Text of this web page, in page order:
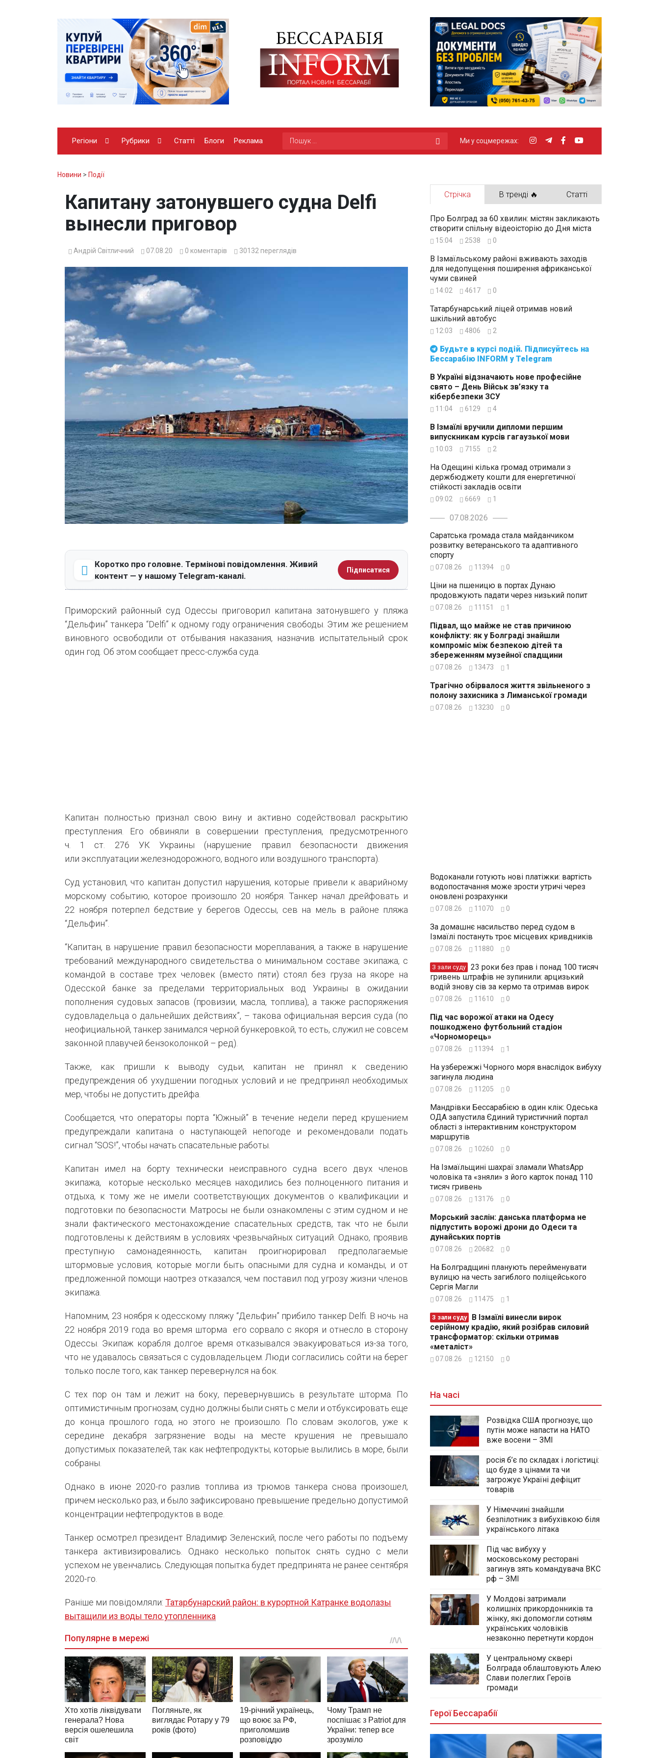
Регіони Рубрики Статті Блоги Реклама Ми у соцмережах:
Новини > Події
Капитану затонувшего судна Delfi
вынесли приговор
Андрій Світличний 07.08.20 0 коментарів 30132 переглядів
Коротко про головне. Термінові повідомлення. Живий
контент — у нашому Telegram-каналі.
Підписатися
Приморский районный суд Одессы приговорил капитана затонувшего у пляжа
“Дельфин” танкера “Delfi” к одному году ограничения свободы. Этим же решением
виновного освободили от отбывания наказания, назначив испытательный срок
один год. Об этом сообщает пресс-служба суда.
Капитан полностью признал свою вину и активно содействовал раскрытию
преступления. Его обвиняли в совершении преступления, предусмотренного
ч. 1 ст. 276 УК Украины (нарушение правил безопасности движения
или эксплуатации железнодорожного, водного или воздушного транспорта).
Суд установил, что капитан допустил нарушения, которые привели к аварийному
морскому событию, которое произошло 20 ноября. Танкер начал дрейфовать и
22 ноября потерпел бедствие у берегов Одессы, сев на мель в районе пляжа
“Дельфин”.
“Капитан, в нарушение правил безопасности мореплавания, а также в нарушение
требований международного свидетельства о минимальном составе экипажа, с
командой в составе трех человек (вместо пяти) стоял без груза на якоре на
Одесской банке за пределами территориальных вод Украины в ожидании
пополнения судовых запасов (провизии, масла, топлива), а также распоряжения
судовладельца о дальнейших действиях”, – такова официальная версия суда (по
неофициальной, танкер занимался черной бункеровкой, то есть, служил не совсем
законной плавучей бензоколонкой – ред).
Также, как пришли к выводу судьи, капитан не принял к сведению
предупреждения об ухудшении погодных условий и не предпринял необходимых
мер, чтобы не допустить дрейфа.
Сообщается, что операторы порта “Южный” в течение недели перед крушением
предупреждали капитана о наступающей непогоде и рекомендовали подать
сигнал “SOS!”, чтобы начать спасательные работы.
Капитан имел на борту технически неисправного судна всего двух членов
экипажа, которые несколько месяцев находились без полноценного питания и
отдыха, к тому же не имели соответствующих документов о квалификации и
подготовки по безопасности. Матросы не были ознакомлены с этим судном и не
знали фактического местонахождение спасательных средств, так что не были
подготовлены к действиям в условиях чрезвычайных ситуаций. Однако, проявив
преступную самонадеянность, капитан проигнорировал предполагаемые
штормовые условия, которые могли быть опасными для судна и команды, и от
предложенной помощи наотрез отказался, чем поставил под угрозу жизни членов
экипажа.
Напомним, 23 ноября к одесскому пляжу “Дельфин” прибило танкер Delfi. В ночь на
22 ноября 2019 года во время шторма его сорвало с якоря и отнесло в сторону
Одессы. Экипаж корабля долгое время отказывался эвакуироваться из-за того,
что не удавалось связаться с судовладельцем. Люди согласились сойти на берег
только после того, как танкер перевернулся на бок.
С тех пор он там и лежит на боку, перевернувшись в результате шторма. По
оптимистичным прогнозам, судно должны были снять с мели и отбуксировать еще
до конца прошлого года, но этого не произошло. По словам экологов, уже к
середине декабря загрязнение воды на месте крушения не превышало
допустимых показателей, так как нефтепродукты, которые вылились в море, были
собраны.
Однако в июне 2020-го разлив топлива из трюмов танкера снова произошел,
причем несколько раз, и было зафиксировано превышение предельно допустимой
концентрации нефтепродуктов в воде.
Танкер осмотрел президент Владимир Зеленский, после чего работы по подъему
танкера активизировались. Однако несколько попыток снять судно с мели
успехом не увенчались. Следующая попытка будет предпринята не ранее сентября
2020-го.
Раніше ми повідомляли: Татарбунарский район: в курортной Катранке водолазы
вытащили из воды тело утопленника
Стрічка В тренді 🔥 Статті
Бессарабію INFORM у Telegram
Про Болград за 60 хвилин: містян закликають
створити спільну відеоісторію до Дня міста
15:04 2538 0
В Ізмаїльському районі вживають заходів
для недопущення поширення африканської
чуми свиней
14:02 4617 0
Татарбунарський ліцей отримав новий
шкільний автобус
12:03 4806 2
В Україні відзначають нове професійне
свято – День Військ зв’язку та
кібербезпеки ЗСУ
11:04 6129 4
В Ізмаїлі вручили дипломи першим
випускникам курсів гагаузької мови
10:03 7155 2
На Одещині кілька громад отримали з
держбюджету кошти для енергетичної
стійкості закладів освіти
09:02 6669 1
07.08.2026
Саратська громада стала майданчиком
розвитку ветеранського та адаптивного
спорту
07.08.26 11394 0
Ціни на пшеницю в портах Дунаю
продовжують падати через низький попит
07.08.26 11151 1
Підвал, що майже не став причиною
конфлікту: як у Болграді знайшли
компроміс між безпекою дітей та
збереженням музейної спадщини
07.08.26 13473 1
Трагічно обірвалося життя звільненого з
полону захисника з Лиманської громади
07.08.26 13230 0
Водоканали готують нові платіжки: вартість
водопостачання може зрости утричі через
оновлені розрахунки
07.08.26 11070 0
За домашнє насильство перед судом в
Ізмаїлі постануть троє місцевих кривдників
07.08.26 11880 0
З зали суду
гривень штрафів не зупинили: арцизький
водій знову сів за кермо та отримав вирок
07.08.26 11610 0
Під час ворожої атаки на Одесу
пошкоджено футбольний стадіон
«Чорноморець»
07.08.26 11394 1
На узбережжі Чорного моря внаслідок вибуху
загинула людина
07.08.26 11205 0
Мандрівки Бессарабією в один клік: Одеська
ОДА запустила Єдиний туристичний портал
області з інтерактивним конструктором
маршрутів
07.08.26 10260 0
На Ізмаїльщині шахраї зламали WhatsApp
чоловіка та «зняли» з його карток понад 110
тисяч гривень
07.08.26 13176 0
Морський заслін: данська платформа не
підпустить ворожі дрони до Одеси та
дунайських портів
07.08.26 20682 0
На Болградщині планують перейменувати
вулицю на честь загиблого поліцейського
Сергія Магли
07.08.26 11475 1
З зали суду
серійному крадію, який розібрав силовий
трансформатор: скільки отримав
«металіст»
07.08.26 12150 0
На часі
Розвідка США прогнозує, що
путін може напасти на НАТО
вже восени – ЗМІ
росія б’є по складах і логістиці:
що буде з цінами та чи
загрожує Україні дефіцит
товарів
У Німеччині знайшли
безпілотник з вибухівкою біля
українського літака
Під час вибуху у
московському ресторані
загинув зять командувача ВКС
рф – ЗМІ
У Молдові затримали
колишніх прикордонників та
жінку, які допомогли сотням
українських чоловіків
незаконно перетнути кордон
У центральному сквері
Болграда облаштовують Алею
Слави полеглих Героїв
громади
Герої Бессарабії